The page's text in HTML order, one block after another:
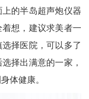
的半岛超声炮仪器
想，建议求美者一
择医院，可以多了
择出满意的一家，
体健康。